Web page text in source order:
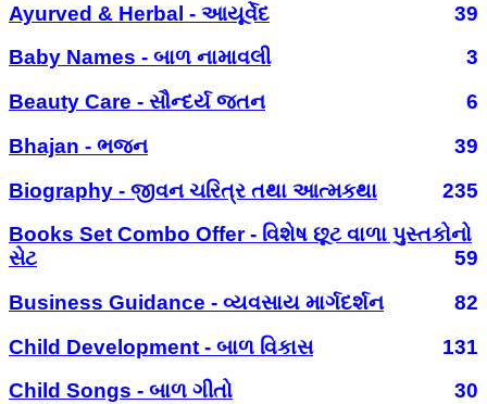
Ayurved & Herbal - આયૂર્વેદ
39
Baby Names - બાળ નામાવલી
3
Beauty Care - સૌન્દર્ય જતન
6
Bhajan - ભજન
39
Biography - જીવન ચરિત્ર તથા આત્મકથા
235
Books Set Combo Offer - વિશેષ છૂટ વાળા પુસ્તકોનો
સેટ
59
Business Guidance - વ્યવસાય માર્ગદર્શન
82
Child Development - બાળ વિકાસ
131
Child Songs - બાળ ગીતો
30